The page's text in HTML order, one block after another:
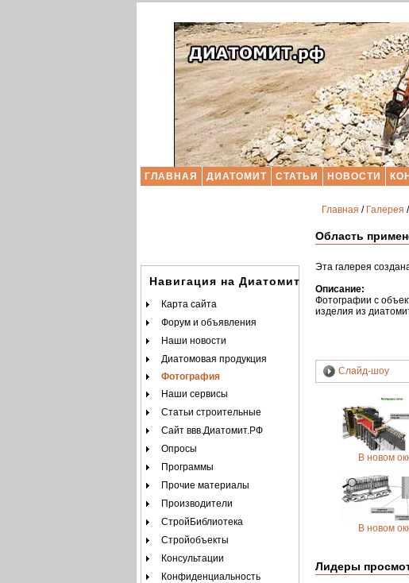
ГЛАВНАЯ ДИАТОМИТ СТАТЬИ НОВОСТИ
Навигация на Диатомит.РФ
Карта сайта
Форум и объявления
Наши новости
Диатомовая продукция
Фотография
Наши сервисы
Статьи строительные
Сайт ввв.Диатомит.РФ
Опросы
Программы
Прочие материалы
Производители
СтройБиблиотека
Стройобъекты
Консультации
Конфиденциальность
Главная / Галерея /
Область
Эта галерея
Описание:
Фотографии с
изделия из
Слайд-шоу
В новом
В новом
Лидеры